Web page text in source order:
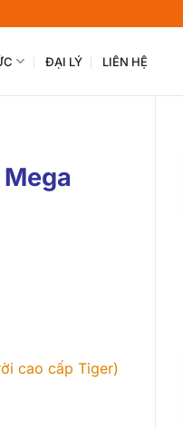
ĐẠI LÝ LIÊN HỆ
cao cấp Tiger)